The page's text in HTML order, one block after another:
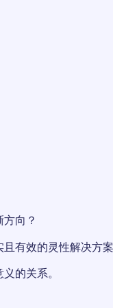
向？
有效的灵性解决方案
的关系。